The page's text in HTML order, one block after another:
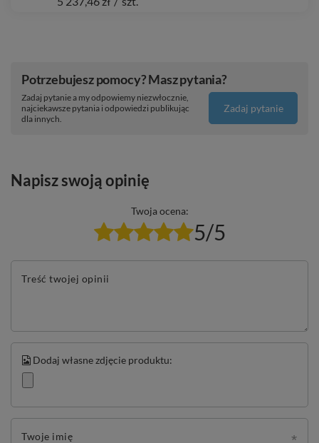
Potrzebujesz pomocy? Masz pytania?
Zadaj pytanie a my odpowiemy niezwłocznie,
najciekawsze pytania i odpowiedzi publikując
dla innych.
Zadaj pytanie
Napisz swoją opinię
Twoja ocena:
5/5
Treść twojej opinii
Dodaj własne zdjęcie produktu:
Twoje imię